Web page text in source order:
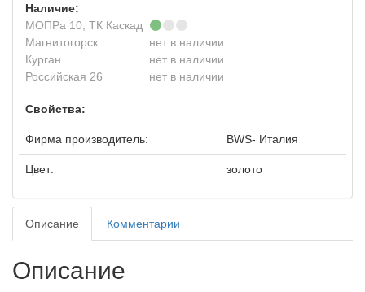
Наличие:
МОПРа 10, ТК Каскад
Магнитогорск
нет в наличии
Курган
нет в наличии
Российская 26
нет в наличии
Свойства:
Фирма производитель: BWS- Италия
Цвет: золото
Описание Комментарии
Описание